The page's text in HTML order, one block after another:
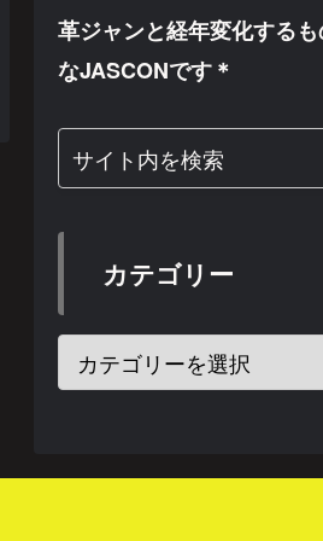
革ジャンと経年変化する
なJASCONです＊
カテゴリー